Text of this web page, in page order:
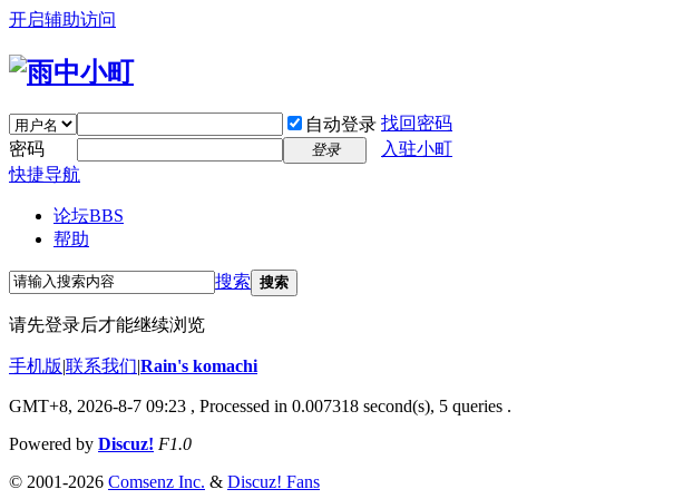
开启辅助访问
自动登录 找回密码
密码
登录
入驻小町
快捷导航
论坛BBS
帮助
搜索 搜索
请先登录后才能继续浏览
手机版|联系我们|Rain's komachi
GMT+8, 2026-8-7 09:23 , Processed in 0.007318 second(s), 5 queries .
Powered by Discuz! F1.0
© 2001-2026 Comsenz Inc. & Discuz! Fans